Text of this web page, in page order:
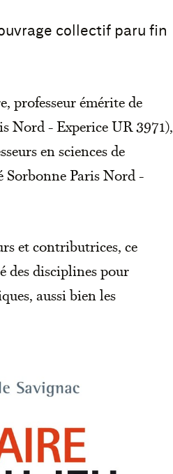
collectif paru fin
professeur émérite de
Nord - Experice UR 3971),
en sciences de
Paris Nord -
et contributrices, ce
des disciplines pour
aussi bien les